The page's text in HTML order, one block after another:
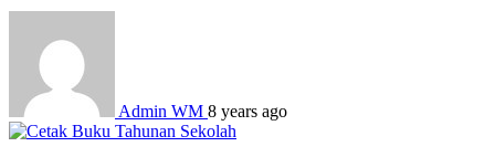
Admin WM 8 years ago